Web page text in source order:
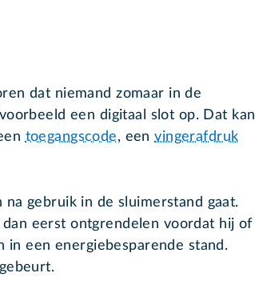
dat niemand zomaar in de
een digitaal slot op. Dat kan
toegangscode, eenvingerafdruk
gebruik in de sluimerstand gaat.
eerst ontgrendelen voordat hij of
in een energiebesparende stand.